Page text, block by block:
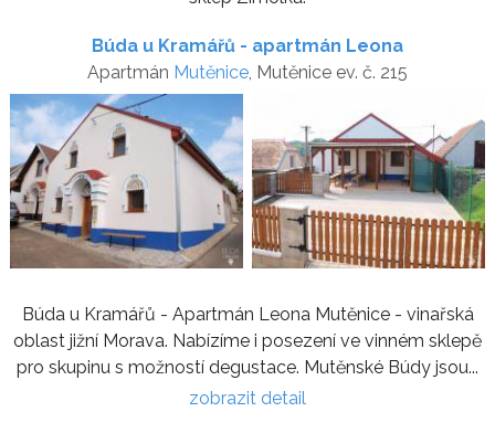
Búda u Kramářů - apartmán Leona
Apartmán Mutěnice , Mutěnice ev. č. 215
Búda u Kramářů - Apartmán Leona Mutěnice - vinařská
oblast jižní Morava. Nabízíme i posezení ve vinném sklepě
pro skupinu s možností degustace. Mutěnské Búdy jsou...
zobrazit detail